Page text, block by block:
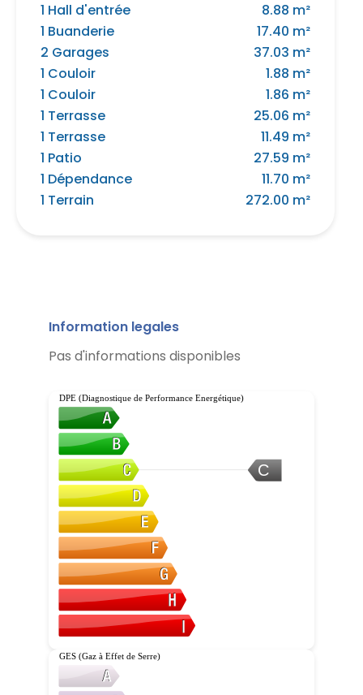
1 Hall d'entrée
8.88 m²
1 Buanderie
17.40 m²
2 Garages
37.03 m²
1 Couloir
1.88 m²
1 Couloir
1.86 m²
1 Terrasse
25.06 m²
1 Terrasse
11.49 m²
1 Patio
27.59 m²
1 Dépendance
11.70 m²
1 Terrain
272.00 m²
Information legales
Pas d'informations disponibles
C
DPE (Diagnostique de Performance Energétique)
GES (Gaz à Effet de Serre)